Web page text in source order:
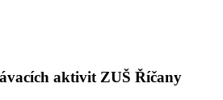
aktivit ZUŠ Říčany